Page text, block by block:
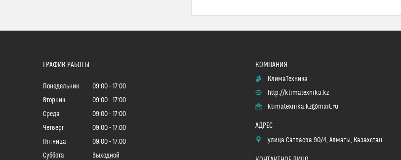
ГРАФИК РАБОТЫ
Понедельник 09:00
17:00
Вторник
09:00
17:00
Среда
09:00
17:00
Четверг
09:00
17:00
Пятница
09:00
17:00
Суббота
Выходной
КлимаТехника
http://klimatexnika.kz
klimatexnika.kz@mail.ru
улица Сатпаева 90/4, Алматы, Казахстан